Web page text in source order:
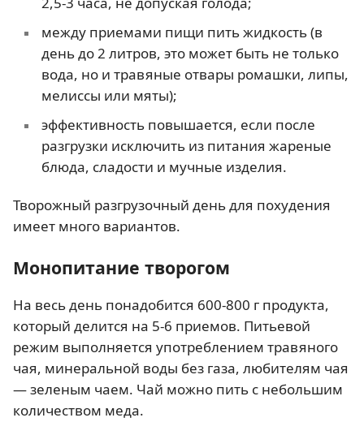
между приемами пищи пить жидкость (в
день до 2 литров, это может быть не только
вода, но и травяные отвары ромашки, липы,
мелиссы или мяты);
эффективность повышается, если после
разгрузки исключить из питания жареные
блюда, сладости и мучные изделия.
Творожный разгрузочный день для похудения
имеет много вариантов.
Монопитание творогом
На весь день понадобится 600-800 г продукта,
который делится на 5-6 приемов. Питьевой
режим выполняется употреблением травяного
чая, минеральной воды без газа, любителям чая
— зеленым чаем. Чай можно пить с небольшим
количеством меда.